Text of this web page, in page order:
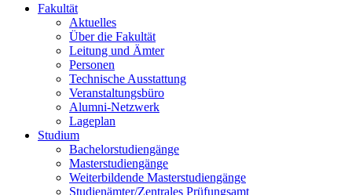
Fakultät
Aktuelles
Über die Fakultät
Leitung und Ämter
Personen
Technische Ausstattung
Veranstaltungsbüro
Alumni-Netzwerk
Lageplan
Studium
Bachelorstudiengänge
Masterstudiengänge
Weiterbildende Masterstudiengänge
Studienämter/Zentrales Prüfungsamt